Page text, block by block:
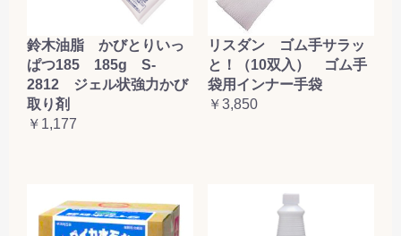
鈴木油脂 かびとりいっ
ぱつ185 185g S-
2812 ジェル状強力かび
取り剤
￥1,177
リスダン ゴム手サラッ
と！（10双入） ゴム手
袋用インナー手袋
￥3,850